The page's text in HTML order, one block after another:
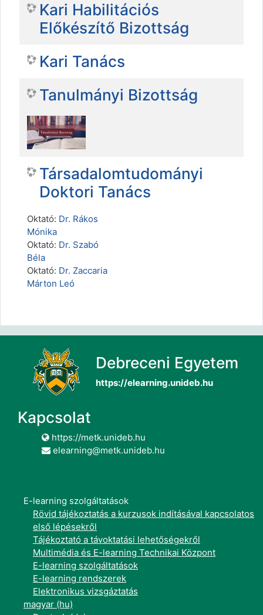
Kari Habilitációs
Előkészítő Bizottság
Kari Tanács
Tanulmányi Bizottság
Társadalomtudományi
Doktori Tanács
Oktató: Dr. Rákos
Mónika
Oktató: Dr. Szabó
Béla
Oktató: Dr. Zaccaria
Márton Leó
Debreceni Egyetem
https://elearning.unideb.hu
Kapcsolat
https://metk.unideb.hu
elearning@metk.unideb.hu
E-learning szolgáltatások
Rövid tájékoztatás a kurzusok indításával kapcsolatos
első lépésekről
Tájékoztató a távoktatási lehetőségekről
Multimédia és E-learning Technikai Központ
E-learning szolgáltatások
E-learning rendszerek
Elektronikus vizsgáztatás
magyar ‎(hu)‎